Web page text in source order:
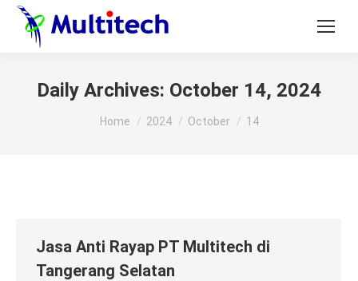
Daily Archives: October 14, 2024
You are here:
Home 2024 October 14
Jasa Anti Rayap PT Multitech di
Tangerang Selatan